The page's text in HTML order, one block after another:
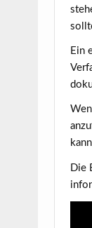
Ein
Die